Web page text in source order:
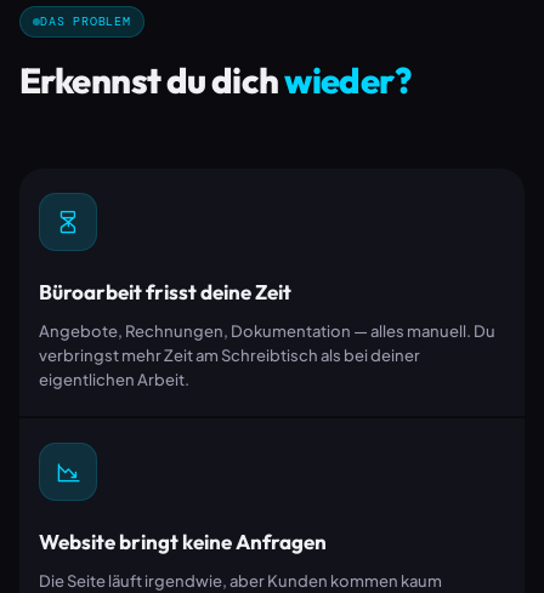
DAS PROBLEM
Erkennst du dichwieder?
Büroarbeit frisst deine Zeit
Angebote, Rechnungen, Dokumentation — alles manuell. Du
verbringst mehr Zeit am Schreibtisch als bei deiner
eigentlichen Arbeit.
Website bringt keine Anfragen
Die Seite läuft irgendwie, aber Kunden kommen kaum